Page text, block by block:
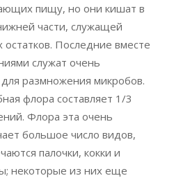
пищу, но они кишат в
части, служащей
Последние вместе
служат очень
размножения микробов.
флора составляет 1/3
Флора эта очень
большое число видов,
палочки, кокки и
некоторые из них еще